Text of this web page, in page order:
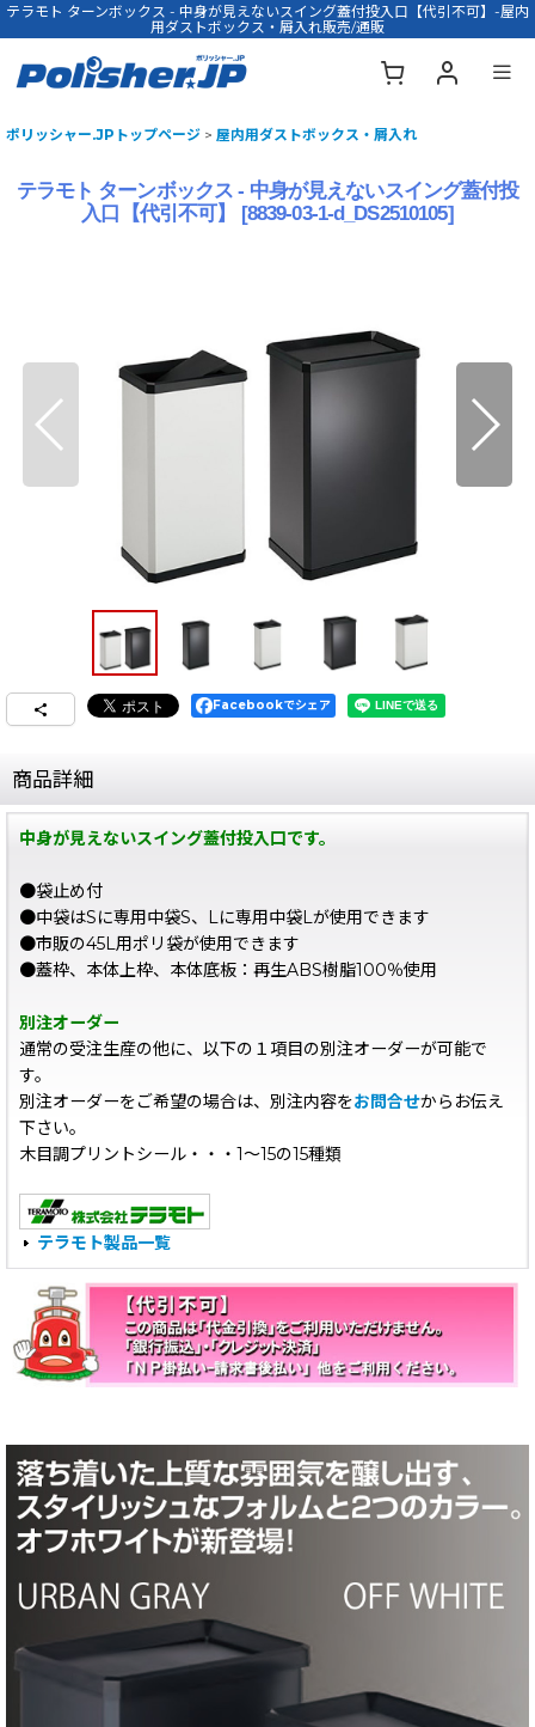
テラモト ターンボックス - 中身が見えないスイング蓋付投入口【代引不可】-屋内
用ダストボックス・屑入れ販売/通販
ポリッシャー.JPトップページ > 屋内用ダストボックス・屑入れ
テラモト ターンボックス - 中身が見えないスイング蓋付投
入口【代引不可】
[8839-03-1-d_DS2510105]
Facebookでシェア
商品詳細
中身が見えないスイング蓋付投入口です。
●袋止め付
●中袋はSに専用中袋S、Lに専用中袋Lが使用できます
●市販の45L用ポリ袋が使用できます
●蓋枠、本体上枠、本体底板：再生ABS樹脂100％使用
別注オーダー
通常の受注生産の他に、以下の１項目の別注オーダーが可能で
す。
別注オーダーをご希望の場合は、別注内容をお問合せからお伝え
下さい。
木目調プリントシール・・・1〜15の15種類
テラモト製品一覧